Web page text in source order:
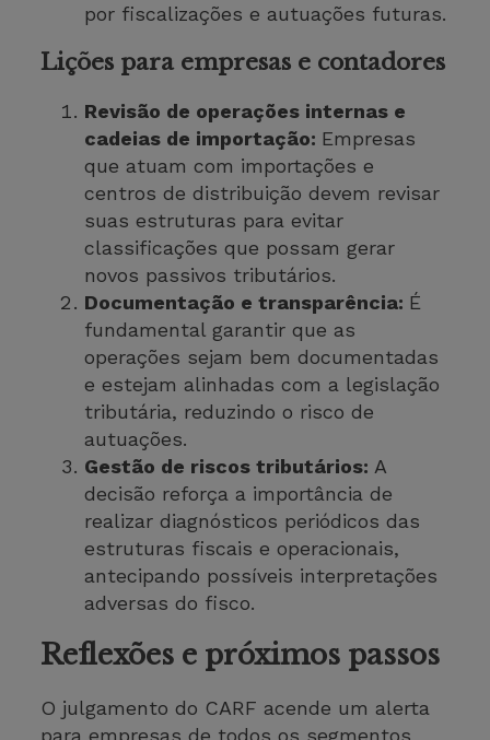
por fiscalizações e autuações futuras.
Lições para empresas e contadores
Revisão de operações internas e
cadeias de importação: Empresas
que atuam com importações e
centros de distribuição devem revisar
suas estruturas para evitar
classificações que possam gerar
novos passivos tributários.
Documentação e transparência: É
fundamental garantir que as
operações sejam bem documentadas
e estejam alinhadas com a legislação
tributária, reduzindo o risco de
autuações.
Gestão de riscos tributários:A
decisão reforça a importância de
realizar diagnósticos periódicos das
estruturas fiscais e operacionais,
antecipando possíveis interpretações
adversas do fisco.
Reflexões e próximos passos
O julgamento do CARF acende um alerta